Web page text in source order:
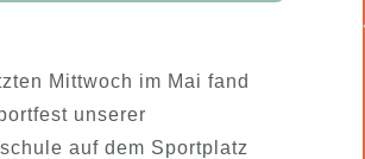
Mittwoch im Mai fand
unserer
auf dem Sportplatz